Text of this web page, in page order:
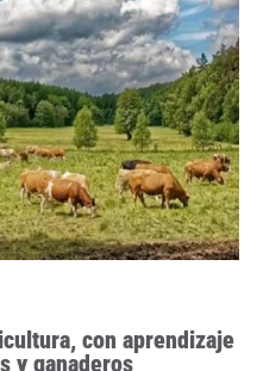
con aprendizaje
y ganaderos